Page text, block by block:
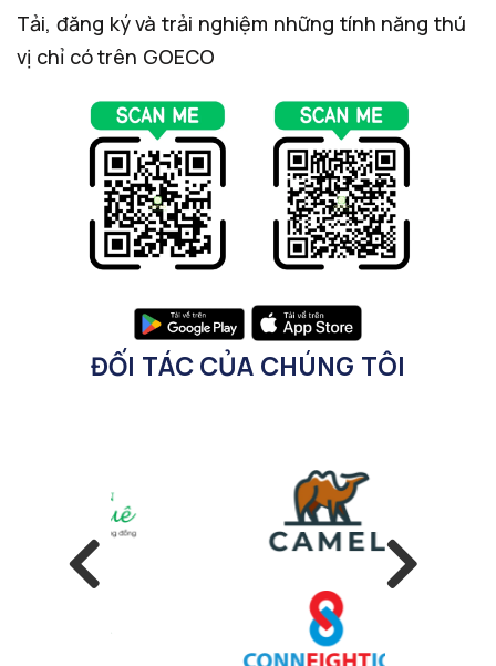
Tải, đăng ký và trải nghiệm những tính năng thú
vị chỉ có trên GOECO
ĐỐI TÁC CỦA CHÚNG TÔI